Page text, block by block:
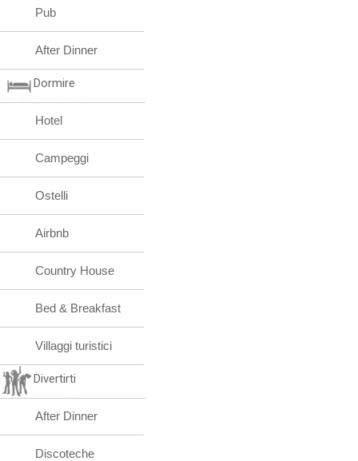
Pub
After Dinner
Dormire
Hotel
Campeggi
Ostelli
Airbnb
Country House
Bed & Breakfast
Villaggi turistici
Divertirti
After Dinner
Discoteche